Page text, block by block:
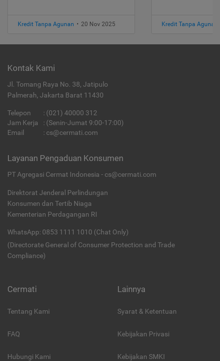
Kredit Tanpa Agunan • 20 Nov 2025 Kredit Tanpa Agunan
Kontak Kami
Jl. Tomang Raya No. 38, Jatipulo
Palmerah, Jakarta Barat 11430
Telepon : (021) 40000 312
Jam Kerja
: (Senin-Jumat 9:00-17:00)
Email
: cs@cermati.com
Layanan Pengaduan Konsumen
PT Agregasi Cermat Indonesia - cs@cermati.com
Direktorat Jenderal Perlindungan
Konsumen dan Tertib Niaga
Kementerian Perdagangan RI
WhatsApp: 0853 1111 1010 (Chat Only)
(Directorate General of Consumer Protection and Trade
Compliance)
Cermati
Tentang Kami
FAQ
Hubungi Kami
Lainnya
Syarat & Ketentuan
Kebijakan Privasi
Kebijakan SMKI